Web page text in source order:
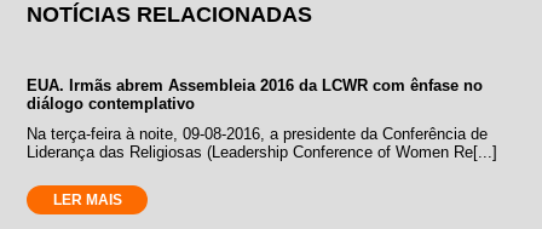
NOTÍCIAS RELACIONADAS
EUA. Irmãs abrem Assembleia 2016 da LCWR com ênfase no
diálogo contemplativo
Na terça-feira à noite, 09-08-2016, a presidente da Conferência de
Liderança das Religiosas (Leadership Conference of Women Re[...]
LER MAIS